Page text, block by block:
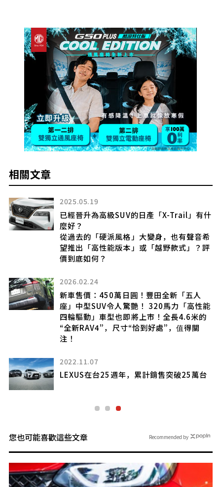
相關文章
2025.05.19
已經晉升為高級SUV的日產「X-Trail」有什
麼好？
從過去的「硬派風格」大變身，也有聲音希
望推出「高性能版本」或「越野款式」？評
價到底如何？
2026.02.24
新車售價：450萬日圓！豐田全新「五人
座」中型SUV令人驚艷！ 320馬力「高性能
四輪驅動」車型也即將上市！全長4.6米的
“全新RAV4”，尺寸“恰到好處”，值得關
注！
2022.11.07
LEXUS在台25週年，累計銷售突破25萬台
您也可能喜歡這些文章 Recommended by